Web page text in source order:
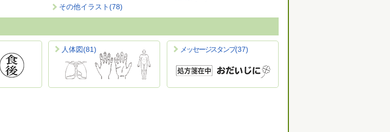
その他イラスト(78)
人体図(81) メッセージスタンプ(37)